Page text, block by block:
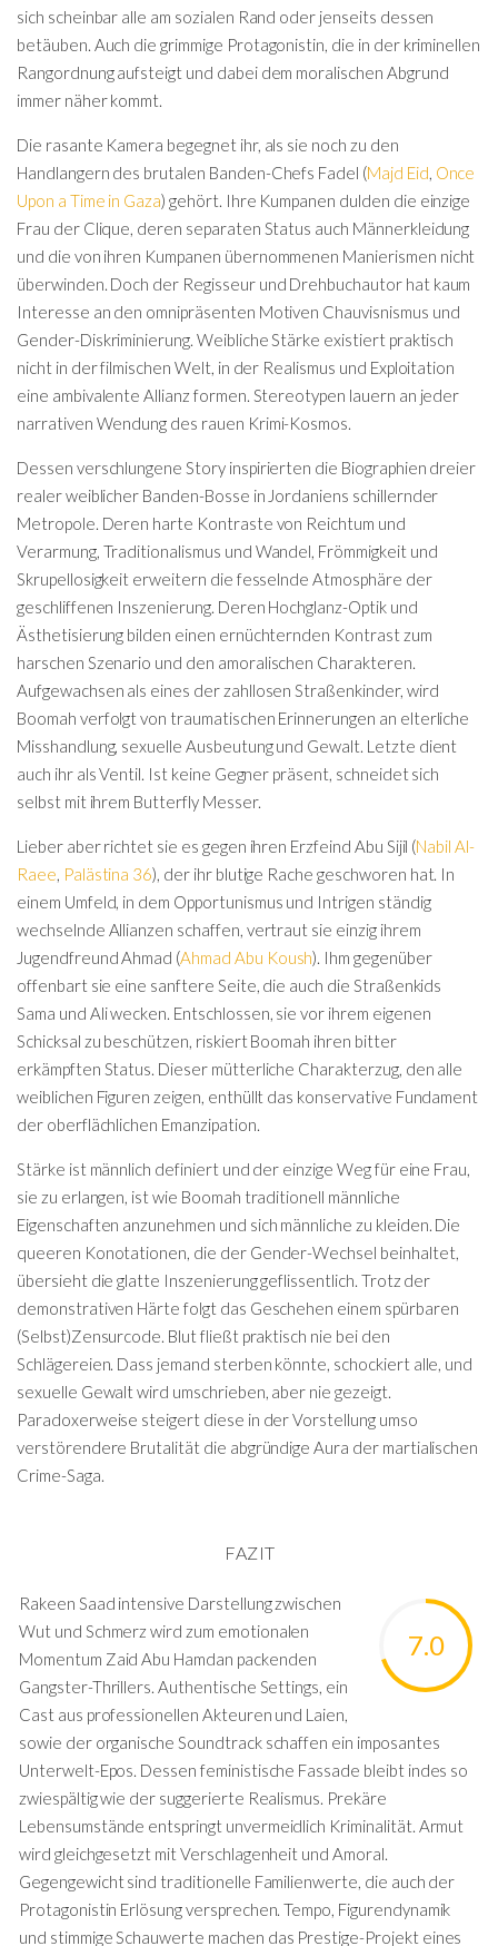
sich scheinbar alle am sozialen Rand oder jenseits dessen
betäuben. Auch die grimmige Protagonistin, die in der kriminellen
Rangordnung aufsteigt und dabei dem moralischen Abgrund
immer näher kommt.
Die rasante Kamera begegnet ihr, als sie noch zu den
Handlangern des brutalen Banden-Chefs Fadel (Majd Eid Once
Upon a Time in Gaza) gehört. Ihre Kumpanen dulden die einzige
Frau der Clique, deren separaten Status auch Männerkleidung
und die von ihren Kumpanen übernommenen Manierismen nicht
überwinden. Doch der Regisseur und Drehbuchautor hat kaum
Interesse an den omnipräsenten Motiven Chauvisnismus und
Gender-Diskriminierung. Weibliche Stärke existiert praktisch
nicht in der filmischen Welt, in der Realismus und Exploitation
eine ambivalente Allianz formen. Stereotypen lauern an jeder
narrativen Wendung des rauen Krimi-Kosmos.
Dessen verschlungene Story inspirierten die Biographien dreier
realer weiblicher Banden-Bosse in Jordaniens schillernder
Metropole. Deren harte Kontraste von Reichtum und
Verarmung, Traditionalismus und Wandel, Frömmigkeit und
Skrupellosigkeit erweitern die fesselnde Atmosphäre der
geschliffenen Inszenierung. Deren Hochglanz-Optik und
Ästhetisierung bilden einen ernüchternden Kontrast zum
harschen Szenario und den amoralischen Charakteren.
Aufgewachsen als eines der zahllosen Straßenkinder, wird
Boomah verfolgt von traumatischen Erinnerungen an elterliche
Misshandlung, sexuelle Ausbeutung und Gewalt. Letzte dient
auch ihr als Ventil. Ist keine Gegner präsent, schneidet sich
selbst mit ihrem Butterfly Messer.
Lieber aber richtet sie es gegen ihren Erzfeind Abu Sijil (Nabil Al-
Raee Palästina 36), der ihr blutige Rache geschworen hat. In
einem Umfeld, in dem Opportunismus und Intrigen ständig
wechselnde Allianzen schaffen, vertraut sie einzig ihrem
Jugendfreund Ahmad (Ahmad Abu Koush). Ihm gegenüber
offenbart sie eine sanftere Seite, die auch die Straßenkids
Sama und Ali wecken. Entschlossen, sie vor ihrem eigenen
Schicksal zu beschützen, riskiert Boomah ihren bitter
erkämpften Status. Dieser mütterliche Charakterzug, den alle
weiblichen Figuren zeigen, enthüllt das konservative Fundament
der oberflächlichen Emanzipation.
Stärke ist männlich definiert und der einzige Weg für eine Frau,
sie zu erlangen, ist wie Boomah traditionell männliche
Eigenschaften anzunehmen und sich männliche zu kleiden. Die
queeren Konotationen, die der Gender-Wechsel beinhaltet,
übersieht die glatte Inszenierung geflissentlich. Trotz der
demonstrativen Härte folgt das Geschehen einem spürbaren
(Selbst)Zensurcode. Blut fließt praktisch nie bei den
Schlägereien. Dass jemand sterben könnte, schockiert alle, und
sexuelle Gewalt wird umschrieben, aber nie gezeigt.
Paradoxerweise steigert diese in der Vorstellung umso
verstörendere Brutalität die abgründige Aura der martialischen
Crime-Saga.
FAZIT
7.0
Rakeen Saad intensive Darstellung zwischen
Wut und Schmerz wird zum emotionalen
Momentum Zaid Abu Hamdan packenden
Gangster-Thrillers. Authentische Settings, ein
Cast aus professionellen Akteuren und Laien,
sowie der organische Soundtrack schaffen ein imposantes
Unterwelt-Epos. Dessen feministische Fassade bleibt indes so
zwiespältig wie der suggerierte Realismus. Prekäre
Lebensumstände entspringt unvermeidlich Kriminalität. Armut
wird gleichgesetzt mit Verschlagenheit und Amoral.
Gegengewicht sind traditionelle Familienwerte, die auch der
Protagonistin Erlösung versprechen. Tempo, Figurendynamik
und stimmige Schauwerte machen das Prestige-Projekt eines